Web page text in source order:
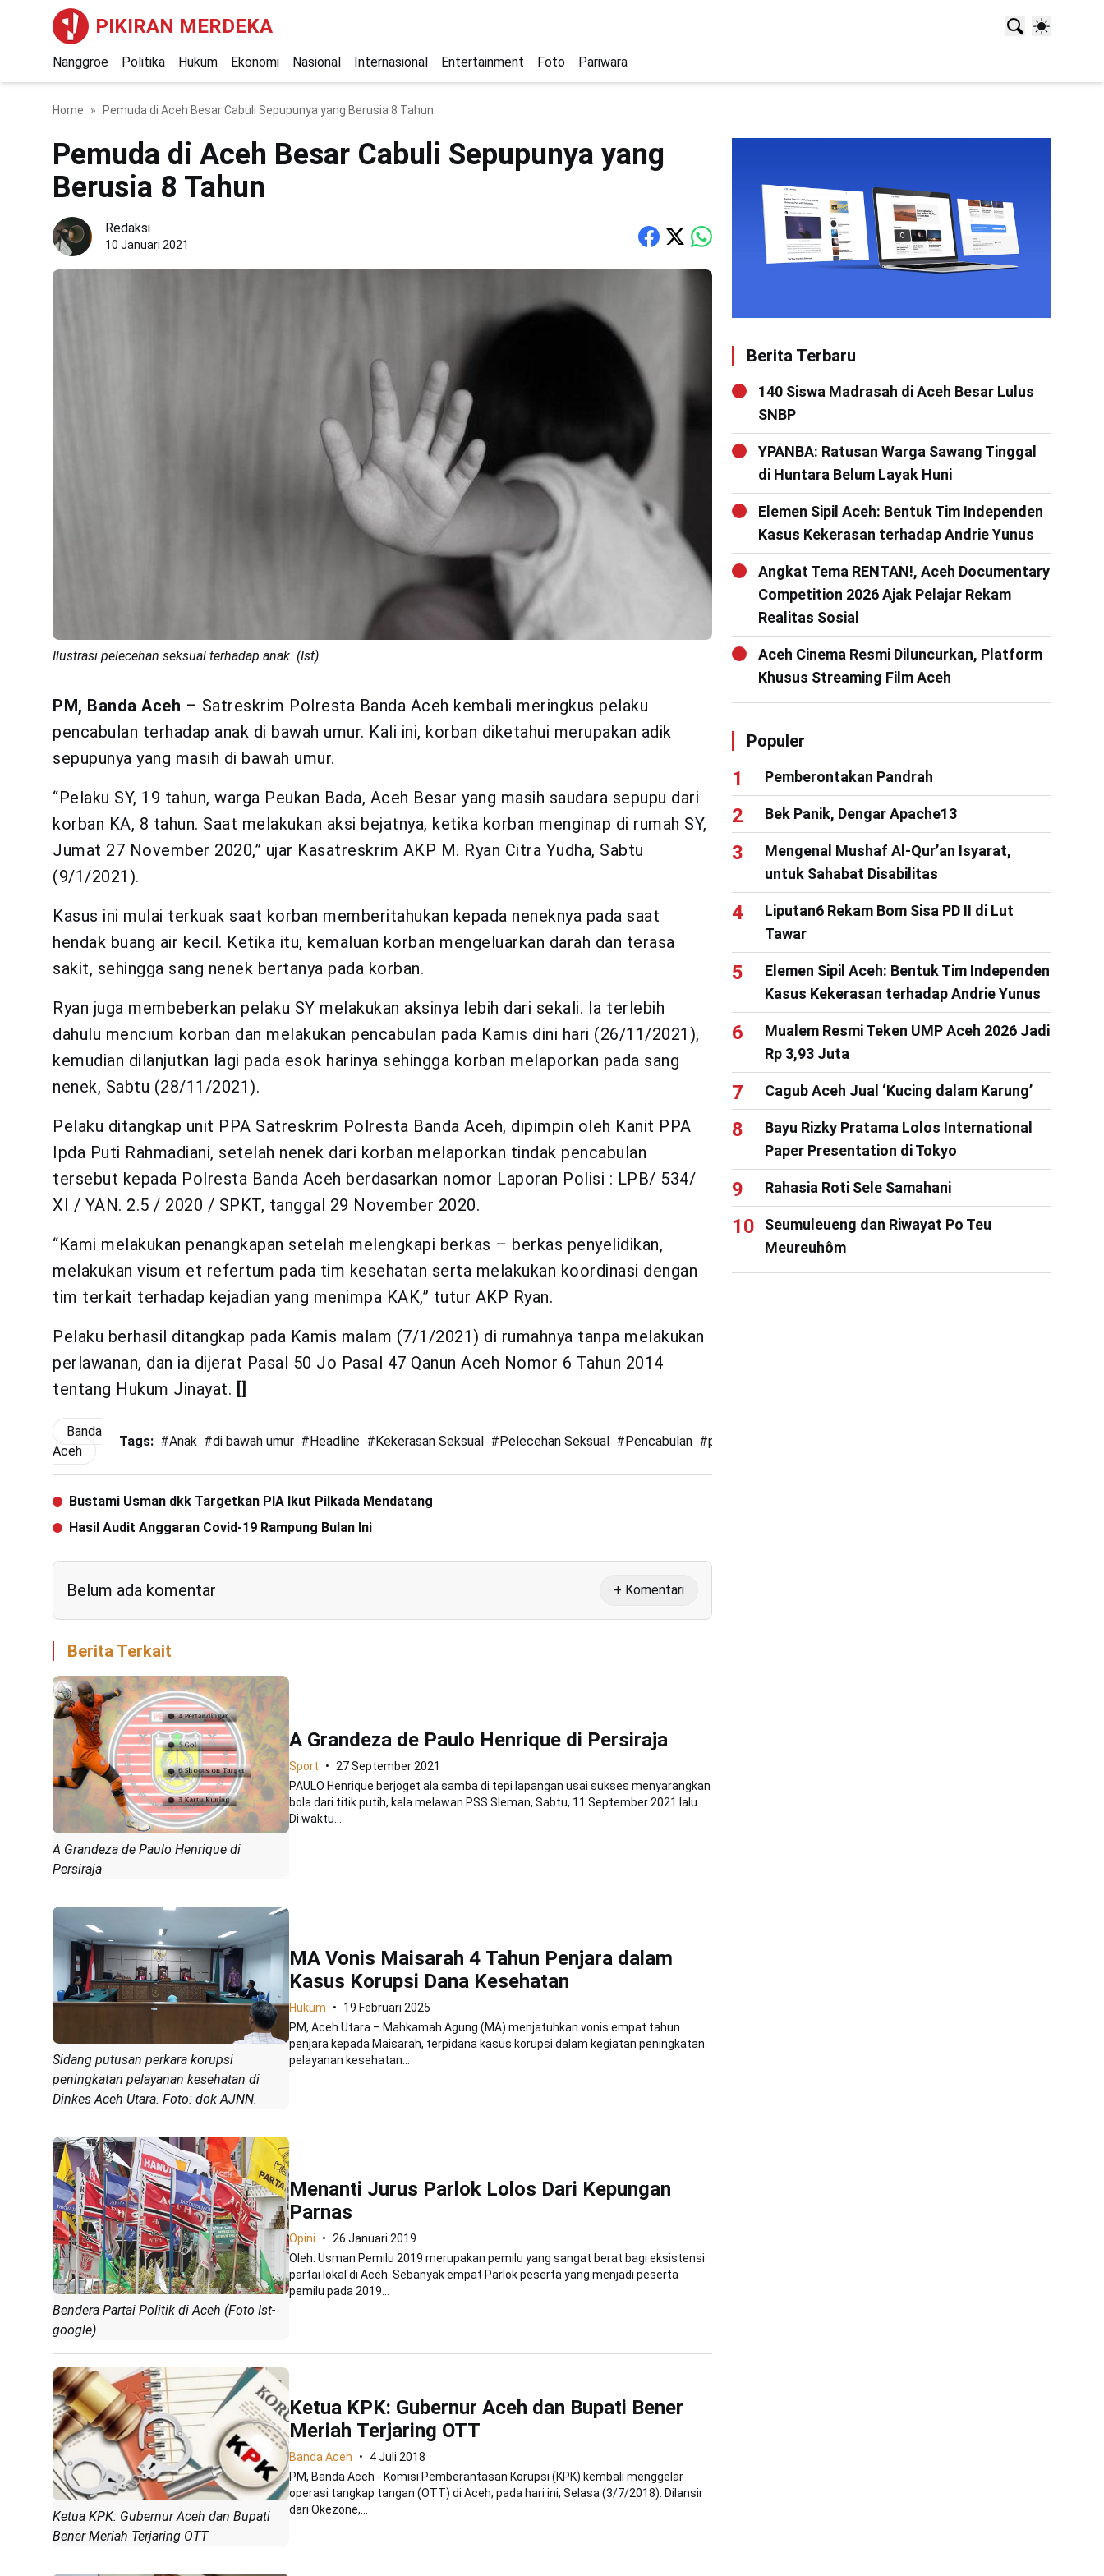
PIKIRAN MERDEKA
Nanggroe Politika Hukum Ekonomi Nasional Internasional Entertainment Foto Pariwara
Home Pemuda di Aceh Besar Cabuli Sepupunya yang Berusia 8 Tahun
Pemuda di Aceh Besar Cabuli Sepupunya yang
Berusia 8 Tahun
Redaksi
10 Januari 2021
Ilustrasi pelecehan seksual terhadap anak. (Ist)
PM, Banda Aceh – Satreskrim Polresta Banda Aceh kembali meringkus pelaku
pencabulan terhadap anak di bawah umur. Kali ini, korban diketahui merupakan adik
sepupunya yang masih di bawah umur.
“Pelaku SY, 19 tahun, warga Peukan Bada, Aceh Besar yang masih saudara sepupu dari
korban KA, 8 tahun. Saat melakukan aksi bejatnya, ketika korban menginap di rumah SY,
Jumat 27 November 2020,” ujar Kasatreskrim AKP M. Ryan Citra Yudha, Sabtu
(9/1/2021).
Kasus ini mulai terkuak saat korban memberitahukan kepada neneknya pada saat
hendak buang air kecil. Ketika itu, kemaluan korban mengeluarkan darah dan terasa
sakit, sehingga sang nenek bertanya pada korban.
Ryan juga membeberkan pelaku SY melakukan aksinya lebih dari sekali. Ia terlebih
dahulu mencium korban dan melakukan pencabulan pada Kamis dini hari (26/11/2021),
kemudian dilanjutkan lagi pada esok harinya sehingga korban melaporkan pada sang
nenek, Sabtu (28/11/2021).
Pelaku ditangkap unit PPA Satreskrim Polresta Banda Aceh, dipimpin oleh Kanit PPA
Ipda Puti Rahmadiani, setelah nenek dari korban melaporkan tindak pencabulan
tersebut kepada Polresta Banda Aceh berdasarkan nomor Laporan Polisi : LPB/ 534/
XI / YAN. 2.5 / 2020 / SPKT, tanggal 29 November 2020.
“Kami melakukan penangkapan setelah melengkapi berkas – berkas penyelidikan,
melakukan visum et refertum pada tim kesehatan serta melakukan koordinasi dengan
tim terkait terhadap kejadian yang menimpa KAK,” tutur AKP Ryan.
Pelaku berhasil ditangkap pada Kamis malam (7/1/2021) di rumahnya tanpa melakukan
perlawanan, dan ia dijerat Pasal 50 Jo Pasal 47 Qanun Aceh Nomor 6 Tahun 2014
tentang Hukum Jinayat. []
Banda
Aceh
Tags: #Anak #di bawah umur #Headline #Kekerasan Seksual #Pelecehan Seksual #Pencabulan #pidana
Bustami Usman dkk Targetkan PIA Ikut Pilkada Mendatang
Hasil Audit Anggaran Covid-19 Rampung Bulan Ini
Belum ada komentar + Komentari
Berita Terkait
A Grandeza de Paulo Henrique di
Persiraja
A Grandeza de Paulo Henrique di Persiraja
Sport
27 September 2021
PAULO Henrique berjoget ala samba di tepi lapangan usai sukses menyarangkan
bola dari titik putih, kala melawan PSS Sleman, Sabtu, 11 September 2021 lalu.
Di waktu...
Sidang putusan perkara korupsi
peningkatan pelayanan kesehatan di
Dinkes Aceh Utara. Foto: dok AJNN.
MA Vonis Maisarah 4 Tahun Penjara dalam
Kasus Korupsi Dana Kesehatan
Hukum
19 Februari 2025
PM, Aceh Utara – Mahkamah Agung (MA) menjatuhkan vonis empat tahun
penjara kepada Maisarah, terpidana kasus korupsi dalam kegiatan peningkatan
pelayanan kesehatan...
Bendera Partai Politik di Aceh (Foto Ist-
google)
Menanti Jurus Parlok Lolos Dari Kepungan
Parnas
Opini
26 Januari 2019
Oleh: Usman Pemilu 2019 merupakan pemilu yang sangat berat bagi eksistensi
partai lokal di Aceh. Sebanyak empat Parlok peserta yang menjadi peserta
pemilu pada 2019...
Ketua KPK: Gubernur Aceh dan Bupati
Bener Meriah Terjaring OTT
Ketua KPK: Gubernur Aceh dan Bupati Bener
Meriah Terjaring OTT
Banda Aceh
4 Juli 2018
PM, Banda Aceh - Komisi Pemberantasan Korupsi (KPK) kembali menggelar
operasi tangkap tangan (OTT) di Aceh, pada hari ini, Selasa (3/7/2018). Dilansir
dari Okezone,...
Berita Terbaru
140 Siswa Madrasah di Aceh Besar Lulus
SNBP
YPANBA: Ratusan Warga Sawang Tinggal
di Huntara Belum Layak Huni
Elemen Sipil Aceh: Bentuk Tim Independen
Kasus Kekerasan terhadap Andrie Yunus
Angkat Tema RENTAN!, Aceh Documentary
Competition 2026 Ajak Pelajar Rekam
Realitas Sosial
Aceh Cinema Resmi Diluncurkan, Platform
Khusus Streaming Film Aceh
Populer
Pemberontakan Pandrah
Bek Panik, Dengar Apache13
Mengenal Mushaf Al-Qur’an Isyarat,
untuk Sahabat Disabilitas
Liputan6 Rekam Bom Sisa PD II di Lut
Tawar
Elemen Sipil Aceh: Bentuk Tim Independen
Kasus Kekerasan terhadap Andrie Yunus
Mualem Resmi Teken UMP Aceh 2026 Jadi
Rp 3,93 Juta
Cagub Aceh Jual ‘Kucing dalam Karung’
Bayu Rizky Pratama Lolos International
Paper Presentation di Tokyo
Rahasia Roti Sele Samahani
Seumuleueng dan Riwayat Po Teu
Meureuhôm